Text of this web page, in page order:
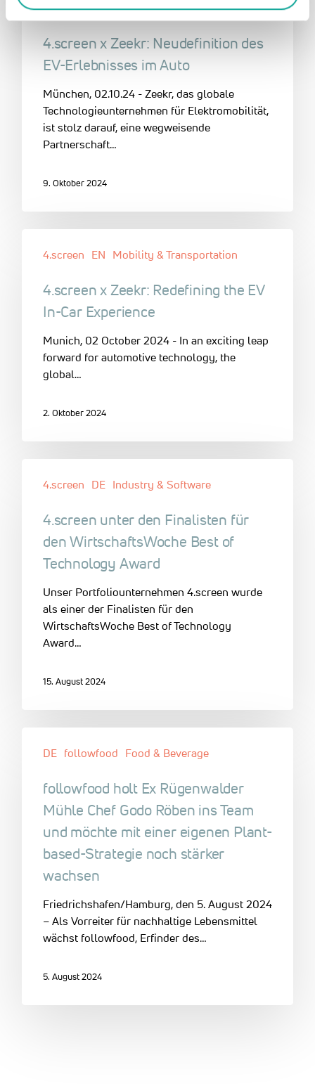
4.screen DE Mobility & Transportation
4.screen x Zeekr: Neudefinition des
EV-Erlebnisses im Auto
München, 02.10.24 - Zeekr, das globale
Technologieunternehmen für Elektromobilität,
ist stolz darauf, eine wegweisende
Partnerschaft…
9. Oktober 2024
4.screen EN Mobility & Transportation
4.screen x Zeekr: Redefining the EV
In-Car Experience
Munich, 02 October 2024 - In an exciting leap
forward for automotive technology, the
global…
2. Oktober 2024
4.screen DE Industry & Software
4.screen unter den Finalisten für
den WirtschaftsWoche Best of
Technology Award
Unser Portfoliounternehmen 4.screen wurde
als einer der Finalisten für den
WirtschaftsWoche Best of Technology
Award…
15. August 2024
DE followfood Food & Beverage
followfood holt Ex Rügenwalder
Mühle Chef Godo Röben ins Team
und möchte mit einer eigenen Plant-
based-Strategie noch stärker
wachsen
Friedrichshafen/Hamburg, den 5. August 2024
– Als Vorreiter für nachhaltige Lebensmittel
wächst followfood, Erfinder des…
5. August 2024